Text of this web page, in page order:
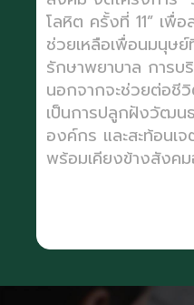
โลหิต ครั้งที่ 11” เพื่
ช่วยเหลือเพื่อนมนุษ
รักษาพยาบาล การบ
นอกจากจะช่วยต่อชี
เป็นการปลูกฝังวัฒน
องค์กร และสะท้อนเ
พร้อมเคียงข้างสังค